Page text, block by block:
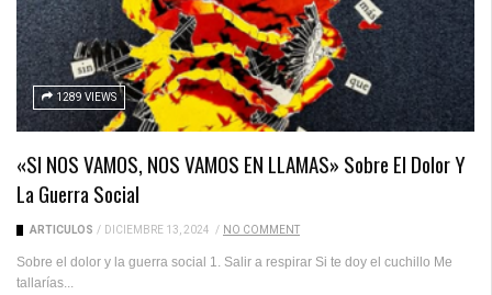
1289 VIEWS
«SI NOS VAMOS, NOS VAMOS EN LLAMAS» Sobre El Dolor Y
La Guerra Social
ARTICULOS / DICIEMBRE 13, 2024 / NO COMMENT
Sobre el dolor y la guerra social 1. Salir a respirar Si te doy el cuchillo Me
tallarías...